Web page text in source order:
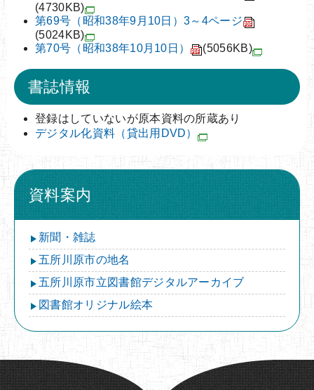
(4730KB)
第69号（昭和38年9月10日）3～4ページ
(5024KB)
第70号（昭和38年10月10日）
(5056KB)
書誌情報
登録はしていないが原本資料の所蔵あり
デジタル化資料（貸出用DVD）
資料案内
新聞・雑誌
五所川原市の地名
五所川原市立図書館デジタルアーカイブ
図書館オリジナル絵本